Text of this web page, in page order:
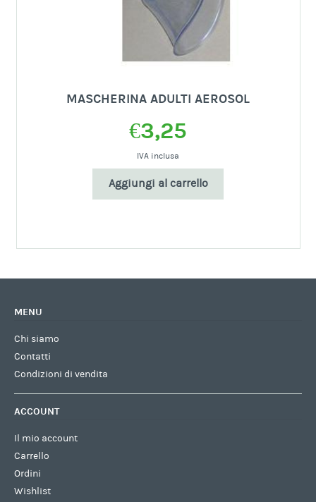
MASCHERINA ADULTI AEROSOL
€3,25
IVA inclusa
Aggiungi al carrello
MENU
Chi siamo
Contatti
Condizioni di vendita
ACCOUNT
Il mio account
Carrello
Ordini
Wishlist